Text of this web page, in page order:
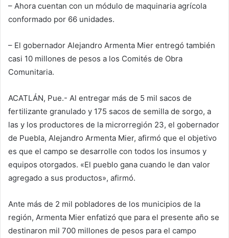
– Ahora cuentan con un módulo de maquinaria agrícola
conformado por 66 unidades.
– El gobernador Alejandro Armenta Mier entregó también
casi 10 millones de pesos a los Comités de Obra
Comunitaria.
ACATLÁN, Pue.- Al entregar más de 5 mil sacos de
fertilizante granulado y 175 sacos de semilla de sorgo, a
las y los productores de la microrregión 23, el gobernador
de Puebla, Alejandro Armenta Mier, afirmó que el objetivo
es que el campo se desarrolle con todos los insumos y
equipos otorgados. «El pueblo gana cuando le dan valor
agregado a sus productos», afirmó.
Ante más de 2 mil pobladores de los municipios de la
región, Armenta Mier enfatizó que para el presente año se
destinaron mil 700 millones de pesos para el campo